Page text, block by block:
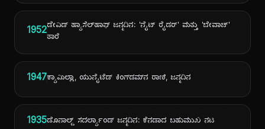
1952ಡೇವಿಡ್ ಹ್ಯಾಸೆಲ್‌ಹಾಫ್ ಜನ್ಮದಿನ: 'ನೈಟ್ ರೈಡರ್' ಮತ್ತು 'ಬೇವಾಚ್'
ತಾರೆ
1947ಕ್ಯಾಮಿಲ್ಲಾ, ಯುನೈಟೆಡ್ ಕಿಂಗ್‌ಡಮ್‌ನ ರಾಣಿ, ಜನ್ಮದಿನ
1935ಡೊನಾಲ್ಡ್ ಸದರ್ಲ್ಯಾಂಡ್ ಜನ್ಮದಿನ: ಕೆನಡಾದ ಬಹುಮುಖ ನಟ